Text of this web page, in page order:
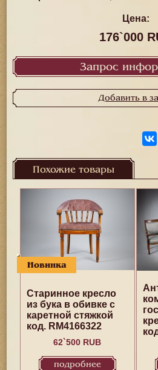
Цена:
176`000
Запрос
Добавить в
Похожие товары
Новинка
Старинное кресло
из бука в обивке с
каретной стяжкой
код. RM4166322
62`500 RUB
подробнее